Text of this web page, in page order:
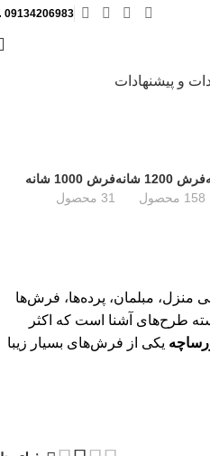
09134206983
و پیشنهادات
فرش 1200 شانه
158 محصول
فرش 1000 شانه
31 محصول
منزل، مبلمان، پرده‌ها، فرش‌ها
طرح‌های آشنا است که اکثر
یکی از فرش‌های بسیار زیبا